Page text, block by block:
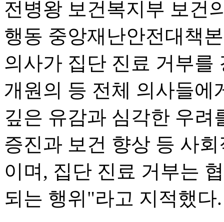
전병왕 보건복지부 보건
행동 중앙재난안전대책
의사가 집단 진료 거부를
개원의 등 전체 의사들에
깊은 유감과 심각한 우
증진과 보건 향상 등 사
이며, 집단 진료 거부는
되는 행위"라고 지적했다.